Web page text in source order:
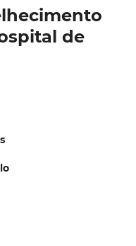
de